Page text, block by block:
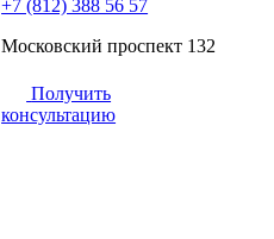
+7 (812) 388 56 57
Московский проспект 132
Получить
консультацию